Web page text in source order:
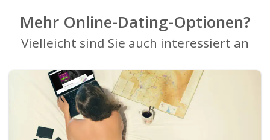
Mehr Online-Dating-Optionen?
Vielleicht sind Sie auch interessiert an